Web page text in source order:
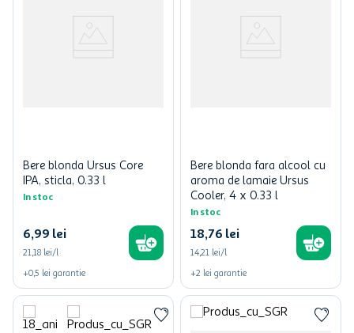
Bere blonda Ursus Core
IPA, sticla, 0.33 l
In stoc
6,99 lei
21,18 lei/l
+0,5 lei garantie
Bere blonda fara alcool cu
aroma de lamaie Ursus
Cooler, 4 x 0.33 l
In stoc
18,76 lei
14,21 lei/l
+2 lei garantie